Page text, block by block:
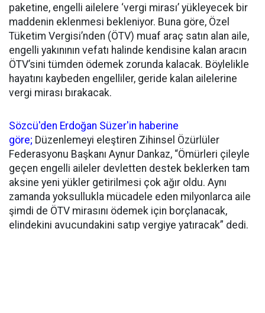
paketine, engelli ailelere ‘vergi mirası’ yükleyecek bir
maddenin eklenmesi bekleniyor. Buna göre, Özel
Tüketim Vergisi’nden (ÖTV) muaf araç satın alan aile,
engelli yakınının vefatı halinde kendisine kalan aracın
ÖTV’sini tümden ödemek zorunda kalacak. Böylelikle
hayatını kaybeden engelliler, geride kalan ailelerine
vergi mirası bırakacak.
Sözcü'den Erdoğan Süzer'in haberine
göre; Düzenlemeyi eleştiren Zihinsel Özürlüler
Federasyonu Başkanı Aynur Dankaz, “Ömürleri çileyle
geçen engelli aileler devletten destek beklerken tam
aksine yeni yükler getirilmesi çok ağır oldu. Aynı
zamanda yoksullukla mücadele eden milyonlarca aile
şimdi de ÖTV mirasını ödemek için borçlanacak,
elindekini avucundakini satıp vergiye yatıracak” dedi.